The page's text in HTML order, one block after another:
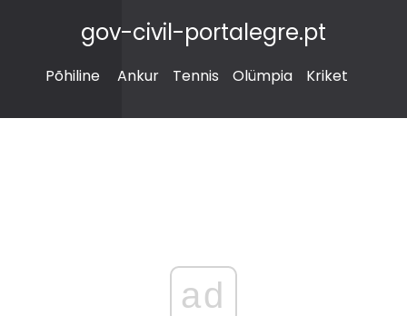
gov-civil-portalegre.pt
Põhiline Ankur Tennis Olümpia Kriket
ad